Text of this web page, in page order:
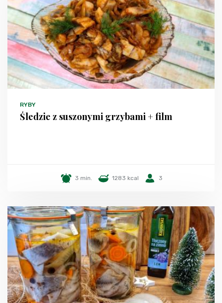
RYBY
Śledzie z suszonymi grzybami + film
3 min. 1283 kcal 3